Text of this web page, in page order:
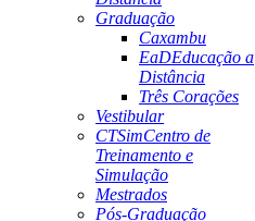
Graduação
Caxambu
EaDEducação a
Distância
Três Corações
Vestibular
CTSimCentro de
Treinamento e
Simulação
Mestrados
Pós-Graduação